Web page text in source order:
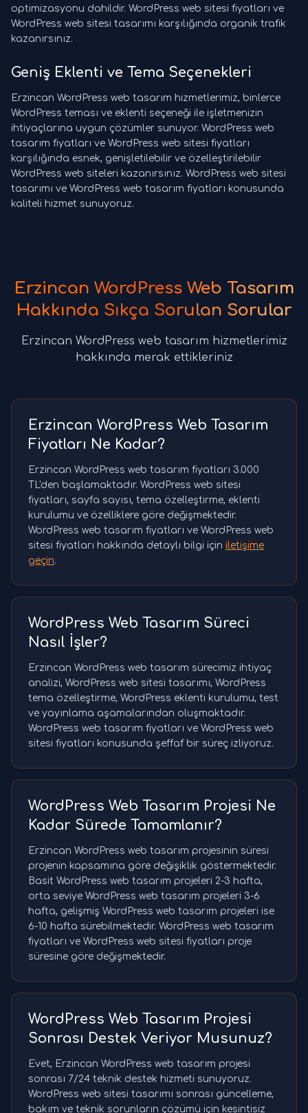
optimizasyonu dahildir. WordPress web sitesi fiyatları ve
WordPress web sitesi tasarımı karşılığında organik trafik
kazanırsınız.
Geniş Eklenti ve Tema Seçenekleri
Erzincan WordPress web tasarım hizmetlerimiz, binlerce
WordPress teması ve eklenti seçeneği ile işletmenizin
ihtiyaçlarına uygun çözümler sunuyor. WordPress web
tasarım fiyatları ve WordPress web sitesi fiyatları
karşılığında esnek, genişletilebilir ve özelleştirilebilir
WordPress web siteleri kazanırsınız. WordPress web sitesi
tasarımı ve WordPress web tasarım fiyatları konusunda
kaliteli hizmet sunuyoruz.
Erzincan WordPress Web Tasarım
Hakkında Sıkça Sorulan Sorular
Erzincan WordPress web tasarım hizmetlerimiz
hakkında merak ettikleriniz
Erzincan WordPress Web Tasarım
Fiyatları Ne Kadar?
Erzincan WordPress web tasarım fiyatları 3.000
TL'den başlamaktadır. WordPress web sitesi
fiyatları, sayfa sayısı, tema özelleştirme, eklenti
kurulumu ve özelliklere göre değişmektedir.
WordPress web tasarım fiyatları ve WordPress web
sitesi fiyatları hakkında detaylı bilgi için iletişime
geçin.
WordPress Web Tasarım Süreci
Nasıl İşler?
Erzincan WordPress web tasarım sürecimiz ihtiyaç
analizi, WordPress web sitesi tasarımı, WordPress
tema özelleştirme, WordPress eklenti kurulumu, test
ve yayınlama aşamalarından oluşmaktadır.
WordPress web tasarım fiyatları ve WordPress web
sitesi fiyatları konusunda şeffaf bir süreç izliyoruz.
WordPress Web Tasarım Projesi Ne
Kadar Sürede Tamamlanır?
Erzincan WordPress web tasarım projesinin süresi
projenin kapsamına göre değişiklik göstermektedir.
Basit WordPress web tasarım projeleri 2-3 hafta,
orta seviye WordPress web tasarım projeleri 3-6
hafta, gelişmiş WordPress web tasarım projeleri ise
6-10 hafta sürebilmektedir. WordPress web tasarım
fiyatları ve WordPress web sitesi fiyatları proje
süresine göre değişmektedir.
WordPress Web Tasarım Projesi
Sonrası Destek Veriyor Musunuz?
Evet, Erzincan WordPress web tasarım projesi
sonrası 7/24 teknik destek hizmeti sunuyoruz.
WordPress web sitesi tasarımı sonrası güncelleme,
bakım ve teknik sorunların çözümü için kesintisiz